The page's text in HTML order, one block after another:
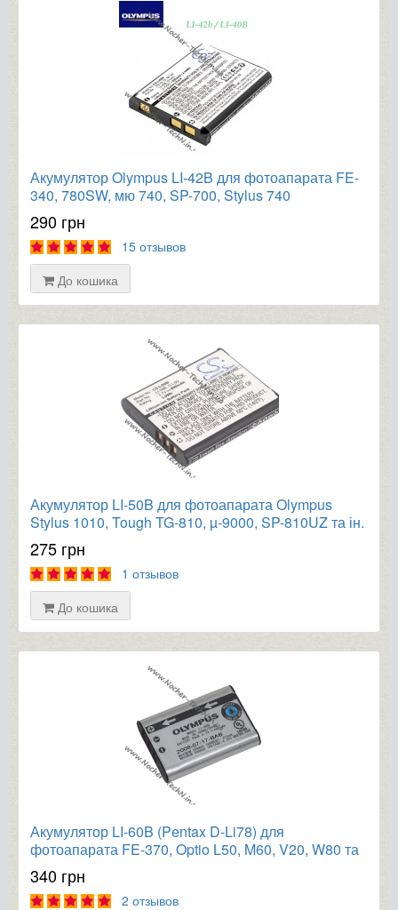
Акумулятор Olympus LI-42B для фотоапарата FE-
340, 780SW, мю 740, SP-700, Stylus 740
290 грн
15 отзывов
До кошика
Акумулятор LI-50B для фотоапарата Olympus
Stylus 1010, Tough TG-810, µ-9000, SP-810UZ та ін.
275 грн
1 отзывов
До кошика
Акумулятор LI-60B (Pentax D-Li78) для
фотоапарата FE-370, Optio L50, M60, V20, W80 та
ін.
340 грн
2 отзывов